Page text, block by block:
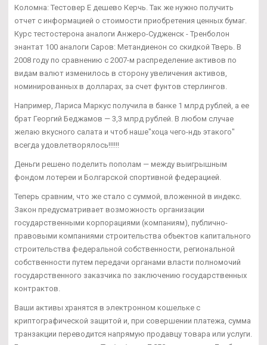
Коломна: Тестовер Е дешево Керчь. Так же нужно получить
отчет с информацией о стоимости приобретения ценных бумаг.
Курс тестостерона аналоги Анжеро-Судженск - Тренболон
энантат 100 аналоги Саров: Метандиенон со скидкой Тверь. В
2008 году по сравнению с 2007-м распределение активов по
видам валют изменилось в сторону увеличения активов,
номинированных в долларах, за счет фунтов стерлингов.
Например, Лариса Маркус получила в банке 1 млрд рублей, а ее
брат Георгий Беджамов — 3,3 млрд рублей. В любом случае
желаю вкусного салата и чтоб наше"хоца чего-ндь этакого"
всегда удовлетворялось!!!!!!
Деньги решено поделить пополам — между выигрышным
фондом лотереи и Болгарской спортивной федерацией.
Теперь сравним, что же стало с суммой, вложенной в индекс.
Закон предусматривает возможность организации
государственными корпорациями (компаниям), публично-
правовыми компаниями строительства объектов капитального
строительства федеральной собственности, региональной
собственности путем передачи органами власти полномочий
государственного заказчика по заключению государственных
контрактов.
Ваши активы хранятся в электронном кошельке с
криптографической защитой и, при совершении платежа, сумма
транзакции переводится напрямую продавцу товара или услуги.